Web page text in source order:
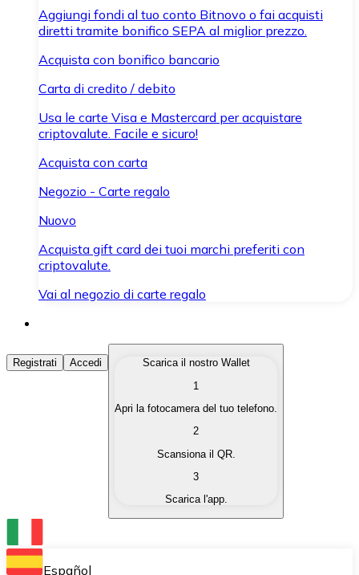
Aggiungi fondi al tuo conto Bitnovo o fai acquisti
diretti tramite bonifico SEPA al miglior prezzo.
Acquista con bonifico bancario
Carta di credito / debito
Usa le carte Visa e Mastercard per acquistare
criptovalute. Facile e sicuro!
Acquista con carta
Negozio - Carte regalo
Nuovo
Acquista gift card dei tuoi marchi preferiti con
criptovalute.
Vai al negozio di carte regalo
Acquista Criptovalute
Acquista le criptovalute che ti interessano in modo
Converti le tue criptovalute in valuta fiat quando ne
Scambia una criptovaluta con un'altra
Conserva le tue cripto in un Wallet self-custodial.
Registrati Accedi
Scarica il nostro Wallet
1
Apri la fotocamera del tuo telefono.
2
Scansiona il QR.
3
Scarica l'app.
Español